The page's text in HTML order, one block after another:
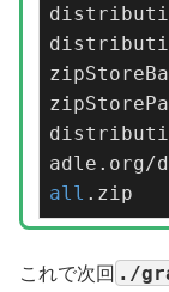
adle.org/
all .zip
これで次回 ./